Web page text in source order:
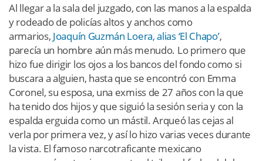
Al llegar a la sala del juzgado, con las manos a la espalda
y rodeado de policías altos y anchos como
armarios, Joaquín Guzmán Loera, alias ‘El Chapo’,
parecía un hombre aún más menudo. Lo primero que
hizo fue dirigir los ojos a los bancos del fondo como si
buscara a alguien, hasta que se encontró con Emma
Coronel, su esposa, una exmiss de 27 años con la que
ha tenido dos hijos y que siguió la sesión seria y con la
espalda erguida como un mástil. Arqueó las cejas al
verla por primera vez, y así lo hizo varias veces durante
la vista. El famoso narcotraficante mexicano